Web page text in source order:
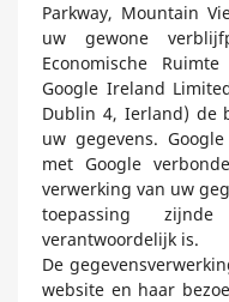
Parkway, Mountain
uw gewone
Economische
Google Ireland
Dublin 4, Ierland) de
uw gegevens.
met Google
verwerking van uw
toepassing zijnde
verantwoordelijk is.
De
website en haar